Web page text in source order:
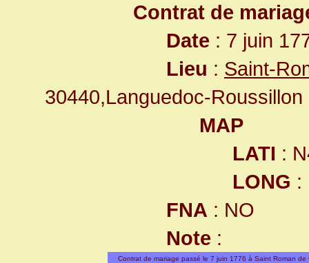
Contrat de
Date : 7 juin
Lieu : Saint-
30440,Languedoc-Roussillon
MAP
LATI :
LONG :
FNA : NO
Note :
Contrat de mariage passé le 7 juin 1776 à Saint Roman de